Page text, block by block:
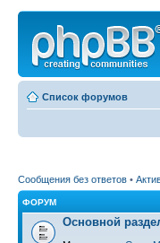
Список форумов
Сообщения без ответов •
ФОРУМ
Основной